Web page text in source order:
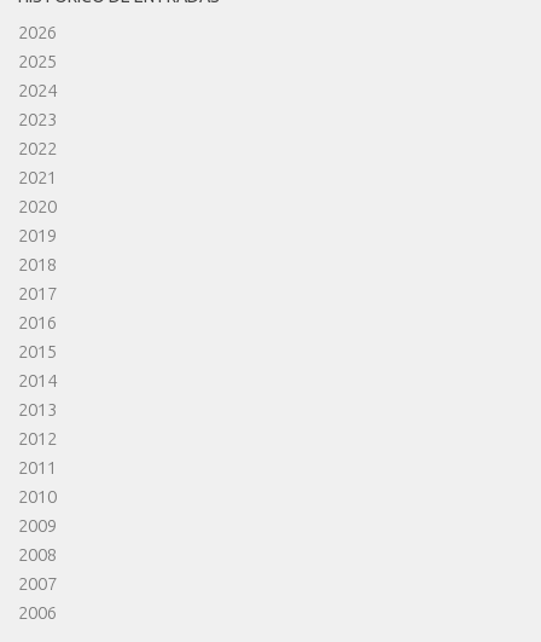
2026
2025
2024
2023
2022
2021
2020
2019
2018
2017
2016
2015
2014
2013
2012
2011
2010
2009
2008
2007
2006